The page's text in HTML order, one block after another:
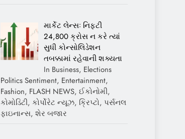
માર્કેટ લેન્સઃ નિફ્ટી
24,800 ક્રોસ ન કરે ત્યાં
સુધી કોન્સોલિડેશન
તબક્કામાં રહેવાની શક્યતા
In Business, Elections
Politics Sentiment, Entertainment,
Fashion, FLASH NEWS, ઈકોનોમી,
કોમોડિટી, કોર્પોરેટ ન્યૂઝ, ક્રિપ્ટો, પર્સનલ
ફાઇનાન્સ, શેર બજાર